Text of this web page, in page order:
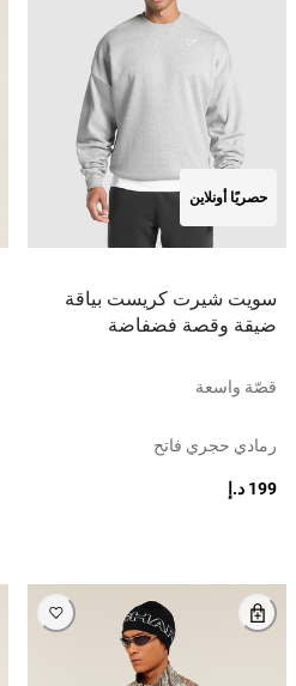
حصريًا أونلاين
سويت شيرت كريست بياقة
ضيقة وقصة فضفاضة
قصّة واسعة
رمادي حجري فاتح
199 د.إ